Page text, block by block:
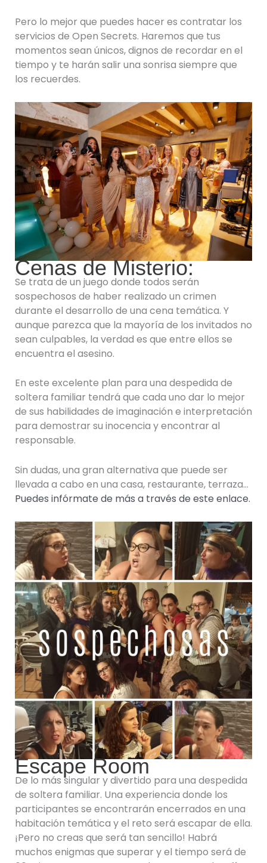
Pero lo mejor que puedes hacer es contratar los
servicios de Open Secrets. Haremos que tus
momentos sean únicos, dignos de recordar en el
tiempo y te harán salir una sonrisa siempre que
los recuerdes.
Cenas de Misterio:
Se trata de un juego donde todos serán
sospechosos de haber realizado un crimen
durante el desarrollo de una cena temática. Y
aunque parezca que la mayoría de los invitados no
sean culpables, la verdad es que entre ellos se
encuentra el asesino.
En este excelente plan para una despedida de
soltera familiar tendrá que cada uno dar lo mejor
de sus habilidades de imaginación e interpretación
para demostrar su inocencia y encontrar al
responsable.
Sin dudas, una gran alternativa que puede ser
llevada a cabo en una casa, restaurante, terraza…
Puedes infórmate de más a través de este enlace.
Escape Room
De lo más singular y divertido para una despedida
de soltera familiar. Una experiencia donde los
participantes se encontrarán encerrados en una
habitación temática y el reto será escapar de ella.
¡Pero no creas que será tan sencillo! Habrá
muchos enigmas que superar y el tiempo será de